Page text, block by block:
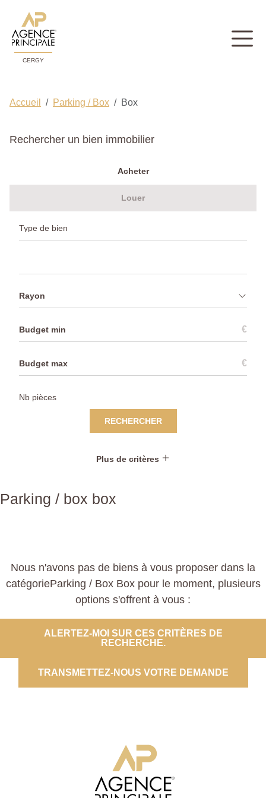
CERGY
Accueil Parking / Box Box
Rechercher un bien immobilier
Acheter
Louer
Rayon
€
€
RECHERCHER
Plus de critères
Parking / box box
Nous n'avons pas de biens à vous proposer dans la
catégorieParking / Box Box pour le moment, plusieurs
options s'offrent à vous :
ALERTEZ-MOI SUR CES CRITÈRES DE
RECHERCHE.
TRANSMETTEZ-NOUS VOTRE DEMANDE